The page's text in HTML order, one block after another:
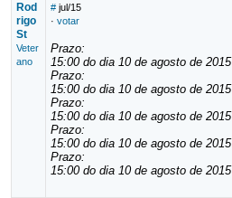
Rod
rigo
St
Veter
ano
# jul/15
· votar
Prazo:
15:00 do dia 10 de agosto de 2015
Prazo:
15:00 do dia 10 de agosto de 2015
Prazo:
15:00 do dia 10 de agosto de 2015
Prazo:
15:00 do dia 10 de agosto de 2015
Prazo:
15:00 do dia 10 de agosto de 2015